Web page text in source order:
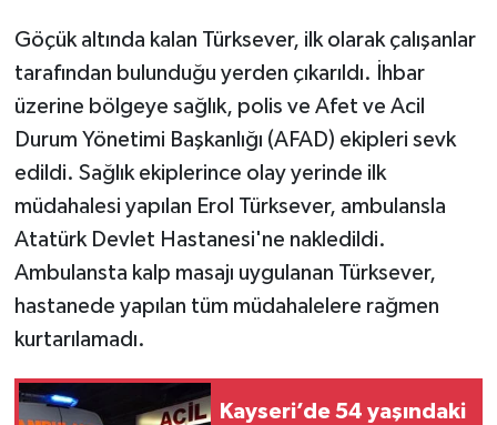
Göçük altında kalan Türksever, ilk olarak çalışanlar
tarafından bulunduğu yerden çıkarıldı. İhbar
üzerine bölgeye sağlık, polis ve Afet ve Acil
Durum Yönetimi Başkanlığı (AFAD) ekipleri sevk
edildi. Sağlık ekiplerince olay yerinde ilk
müdahalesi yapılan Erol Türksever, ambulansla
Atatürk Devlet Hastanesi'ne nakledildi.
Ambulansta kalp masajı uygulanan Türksever,
hastanede yapılan tüm müdahalelere rağmen
kurtarılamadı.
Kayseri’de 54 yaşındaki